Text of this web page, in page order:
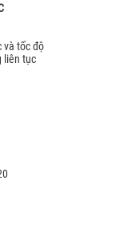
và tốc độ
liên tục